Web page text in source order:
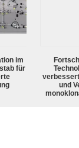
im
für
und